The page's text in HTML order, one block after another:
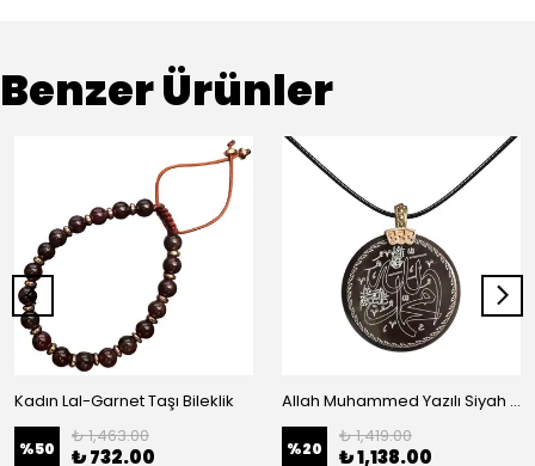
Benzer Ürünler
Kadın Lal-Garnet Taşı Bileklik
%50
₺ 1,463.00
₺ 732.00
Allah Muhammed Yazılı Siyah Geçişli Akik Taşı Kolye
%20
₺ 1,419.00
₺ 1,138.00